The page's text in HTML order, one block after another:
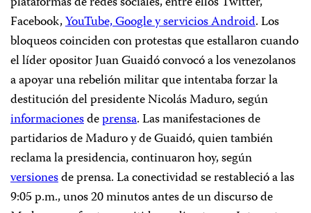
Facebook,YouTube, Google y servicios Android. Los
bloqueos coinciden con protestas que estallaron cuando
el líder opositor Juan Guaidó convocó a los venezolanos
a apoyar una rebelión militar que intentaba forzar la
destitución del presidente Nicolás Maduro, según
informacionesdeprensa. Las manifestaciones de
partidarios de Maduro y de Guaidó, quien también
reclama la presidencia, continuaron hoy, según
versionesde prensa. La conectividad se restableció a las
9:05 p.m., unos 20 minutos antes de un discurso de